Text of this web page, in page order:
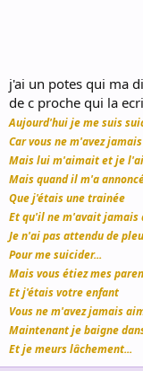
j'ai un potes qui ma
de c proche qui la
Aujourd'hui je me suis
Car vous ne m'avez
Mais lui m'aimait et je
Mais quand il m'a
Que j'étais une trainée
Et qu'il ne m'avait jamais
Je n'ai pas attendu de
Pour me suicider...
Mais vous étiez mes
Et j'étais votre enfant
Vous ne m'avez jamais
Maintenant je baigne
Et je meurs lâchement...